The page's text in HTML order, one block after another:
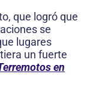
que logró que
se
lugares
un fuerte
en